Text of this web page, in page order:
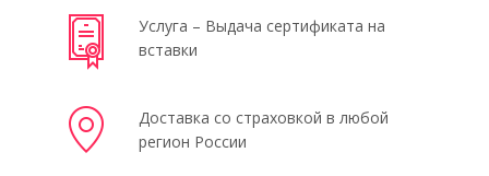
Услуга – Выдача сертификата на
вставки
Доставка со страховкой в любой
регион России